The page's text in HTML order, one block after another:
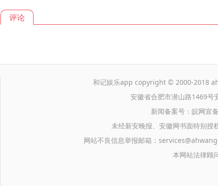
评论
和记娱乐app copyright © 2000-2018
安徽省合肥市潜山路1469号
新闻备案号：皖网宣
未经新安晚报、安徽网书面特别授
网站不良信息举报邮箱：
本网站法律顾